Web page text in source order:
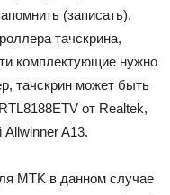
(записать).
тачскрина,
комплектующие нужно
тачскрин может быть
от Realtek,
Allwinner A13.
MTK в данном случае